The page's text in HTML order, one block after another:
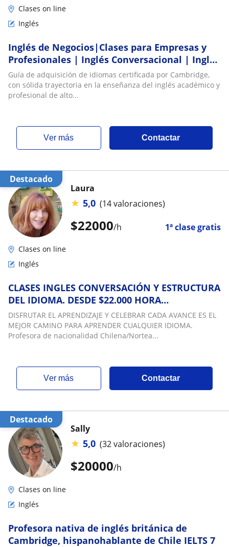
Clases on line
Inglés
Inglés de Negocios|Clases para Empresas y
Profesionales | Inglés Conversacional | Inglés
para adolescentes | Prepacíon para las
entrevistas en inglés |Enfoque en escuchar y
hablar de la guía de adquisición de idiomas
Guía de adquisición de idiomas certificada por Cambridge,
con sólida trayectoria en la enseñanza del inglés académico y
profesional de alto...
ver más Contactar
Destacado
$22000/h 1ª clase gratis
Laura
★ 5,0 (14 valoraciones)
Clases on line
Inglés
CLASES INGLES CONVERSACIÓN Y ESTRUCTURA
DEL IDIOMA. DESDE $22.000 HORA
CRONOLÓGICA
DISFRUTAR EL APRENDIZAJE Y CELEBRAR CADA AVANCE ES EL
MEJOR CAMINO PARA APRENDER CUALQUIER IDIOMA.
Profesora de nacionalidad Chilena/Nortea...
ver más Contactar
Destacado
$20000/h
Sally
★ 5,0 (32 valoraciones)
Clases on line
Inglés
Profesora nativa de inglés británica de
Cambridge, hispanohablante de Chile IELTS 7